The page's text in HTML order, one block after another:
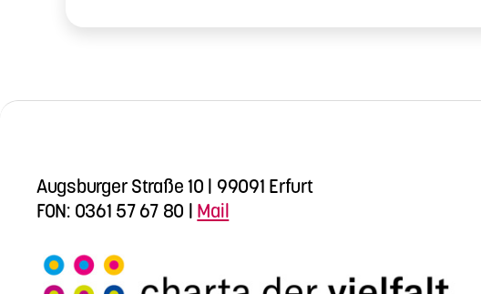
Augsburger Straße 10 | 99091 Erfurt
FON: 0361 57 67 80 | Mail